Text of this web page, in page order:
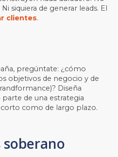
siquiera de generar leads. El
clientes.
pregúntate: ¿cómo
objetivos de negocio y de
Diseña
de una estrategia
como de largo plazo.
soberano